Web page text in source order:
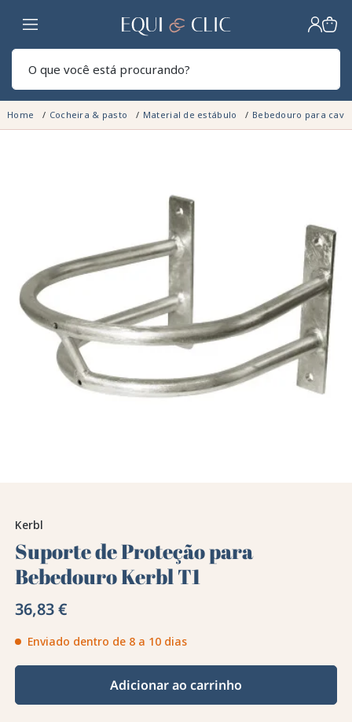
Lar
Home Cocheira & pasto Material de estábulo Bebedouro para
Kerbl
Suporte de Proteção para
Bebedouro Kerbl T1
36,83 €
Enviado dentro de 8 a 10 dias
Adicionar ao carrinho